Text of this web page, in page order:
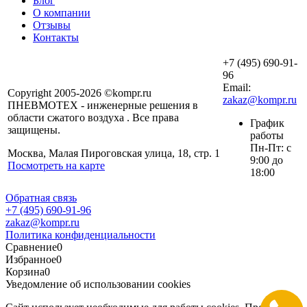
О компании
Отзывы
Контакты
Copyright 2005-2026 ©kompr.ru
ПНЕВМОТЕХ - инженерные решения в
области сжатого воздуха . Все права
защищены.
Москва, Малая Пироговская улица, 18, стр. 1
Посмотреть на карте
+7 (495) 690-91-
96
Email:
zakaz@kompr.ru
График
работы
Пн-Пт: с
9:00 до
18:00
Обратная связь
+7 (495) 690-91-96
zakaz@kompr.ru
Политика конфиденциальности
Сравнение0
Избранное0
Корзина0
Уведомление об использовании cookies